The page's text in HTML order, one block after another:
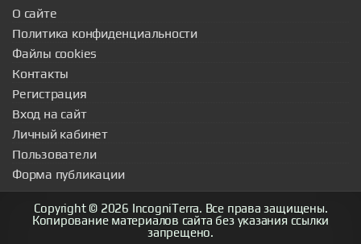
О сайте
Политика конфиденциальности
Файлы cookies
Контакты
Регистрация
Вход на сайт
Личный кабинет
Пользователи
Форма публикации
Copyright © 2026 IncogniTerra. Все права защищены.
Копирование материалов сайта без указания ссылки
запрещено.